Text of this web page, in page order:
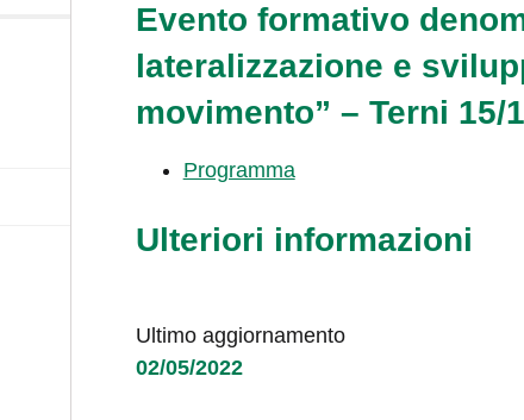
Evento formativo
lateralizzazione e
movimento” – Terni 15/
Programma
Ulteriori informazioni
Ultimo aggiornamento
02/05/2022